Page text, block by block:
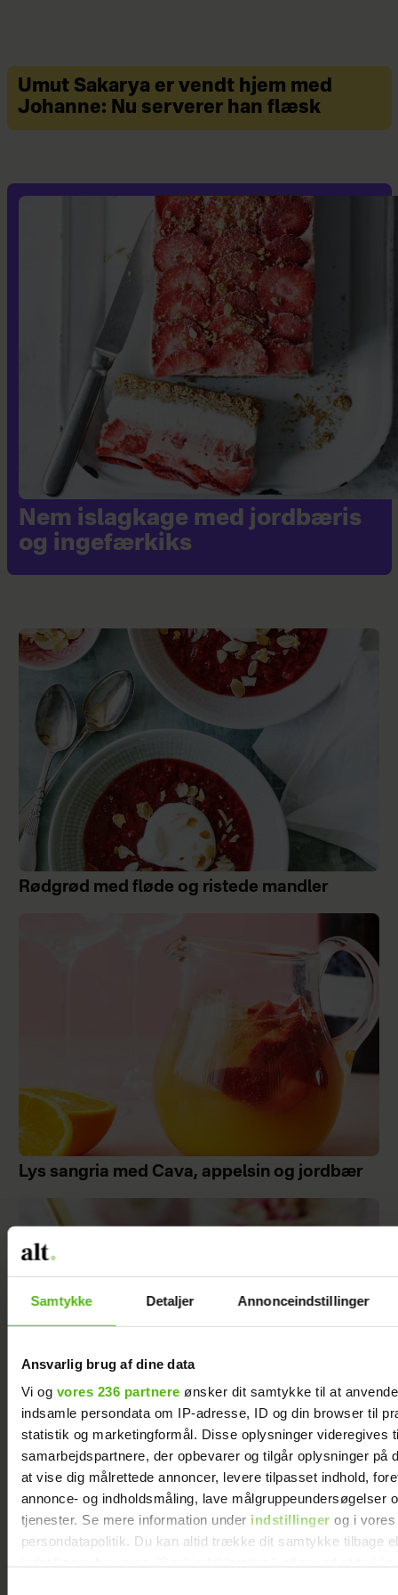
Samtykke Detaljer Annonceindstillinger
Ansvarlig brug af dine data
Vi og vores 236 partnere ønsker dit samtykke til at
indsamle persondata om IP-adresse, ID og din browser til
statistik og marketingformål. Disse oplysninger videregives
samarbejdspartnere, der opbevarer og tilgår oplysninger på
at vise dig målrettede annoncer, levere tilpasset indhold,
annonce- og indholdsmåling, lave målgruppeundersøgelser
tjenester. Se mere information under indstillinger og i vores
persondatapolitik. Du kan altid trække dit samtykke tilbage
Umut Sakarya er vendt hjem med
Johanne: Nu serverer han flæsk
Nem islagkage med jordbæris
og ingefærkiks
Rødgrød med fløde og ristede mandler
Lys sangria med Cava, appelsin og jordbær
Luftig og lækker lattemousse